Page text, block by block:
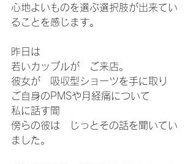
心地よいものを選ぶ選択肢が出来てい
ることを感じます。
昨日は
若いカップルが　ご来店。
彼女が　吸収型ショーツを手に取り
ご自身のPMSや月経痛について
私に話す間
傍らの彼は　じっとその話を聞いてい
ました。